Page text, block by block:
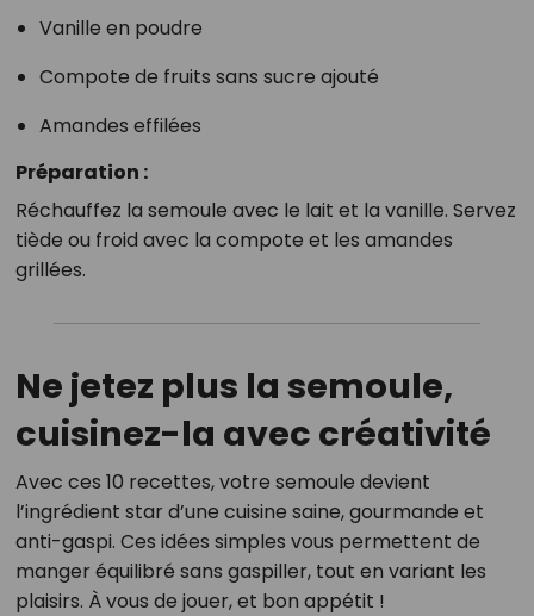
Vanille en poudre
Compote de fruits sans sucre ajouté
Amandes effilées
Préparation :
Réchauffez la semoule avec le lait et la vanille. Servez
tiède ou froid avec la compote et les amandes
grillées.
Ne jetez plus la semoule,
cuisinez-la avec créativité
Avec ces 10 recettes, votre semoule devient
l’ingrédient star d’une cuisine saine, gourmande et
anti-gaspi. Ces idées simples vous permettent de
manger équilibré sans gaspiller, tout en variant les
plaisirs. À vous de jouer, et bon appétit !